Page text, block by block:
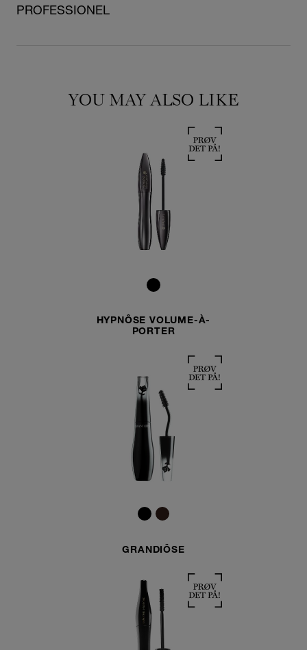
PROFESSIONEL
YOU MAY ALSO LIKE
HYPNÔSE VOLUME-À-
PORTER
GRANDIÔSE